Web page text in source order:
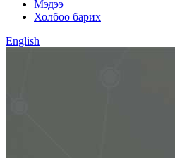
Мэдээ
Холбоо барих
English